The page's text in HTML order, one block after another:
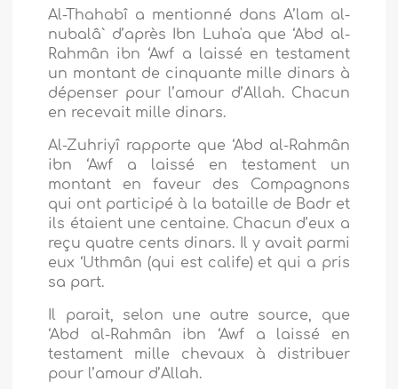
Al-Thahabî a mentionné dans A’lam al-
nubalâ` d’après Ibn Luha'a que ‘Abd al-
Rahmân ibn ‘Awf a laissé en testament
un montant de cinquante mille dinars à
dépenser pour l’amour d’Allah. Chacun
en recevait mille dinars.
Al-Zuhriyî rapporte que ‘Abd al-Rahmân
ibn ‘Awf a laissé en testament un
montant en faveur des Compagnons
qui ont participé à la bataille de Badr et
ils étaient une centaine. Chacun d’eux a
reçu quatre cents dinars. Il y avait parmi
eux ‘Uthmân (qui est calife) et qui a pris
sa part.
Il parait, selon une autre source, que
‘Abd al-Rahmân ibn ‘Awf a laissé en
testament mille chevaux à distribuer
pour l’amour d’Allah.